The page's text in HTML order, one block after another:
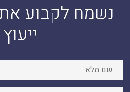
נשמח לקבוע
ייעוץ